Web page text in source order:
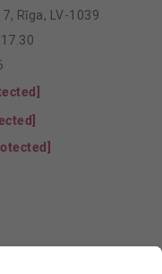
Rīga, LV-1039